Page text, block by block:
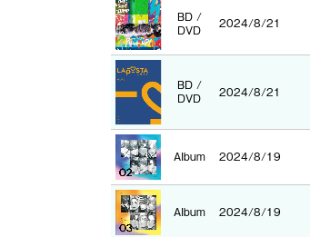
BD /
DVD
2024/8/21
BD /
DVD
2024/8/21
Album 2024/8/19
Album 2024/8/19